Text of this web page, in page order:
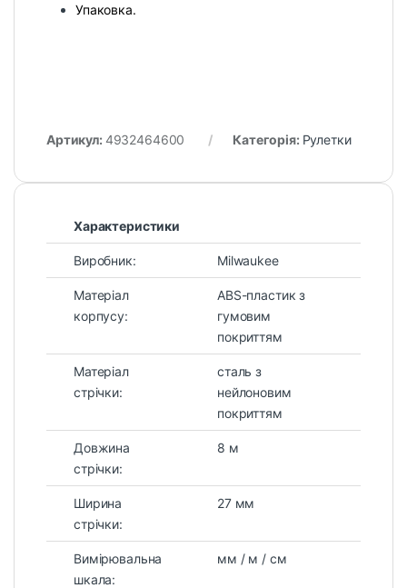
Упаковка.
Артикул: 4932464600 Категорія: Рулетки
Характеристики
Виробник: Milwaukee
Матеріал
корпусу:
ABS-пластик з
гумовим
покриттям
Матеріал
стрічки:
сталь з
нейлоновим
покриттям
Довжина
стрічки:
8 м
Ширина
стрічки:
27 мм
Вимірювальна
шкала:
мм / м / см